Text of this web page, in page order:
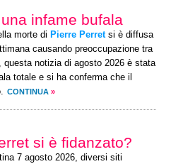
infame bufala
morte di Pierre Perretsi è diffusa
causando preoccupazione tra
notizia di agosto 2026 è stata
totale e si ha conferma che il
CONTINUA »
si è fidanzato?
7 agosto 2026, diversi siti